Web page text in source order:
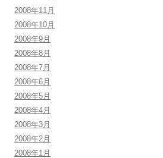
2008年11月
2008年10月
2008年9月
2008年8月
2008年7月
2008年6月
2008年5月
2008年4月
2008年3月
2008年2月
2008年1月